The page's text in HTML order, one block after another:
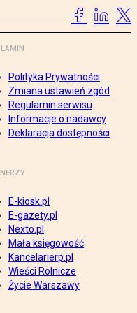
Polityka Prywatności
Zmiana ustawień zgód
Regulamin serwisu
Informacje o nadawcy
Deklaracja dostępności
E-kiosk.pl
E-gazety.pl
Nexto.pl
Mała księgowość
Kancelarierp.pl
Wieści Rolnicze
Życie Warszawy